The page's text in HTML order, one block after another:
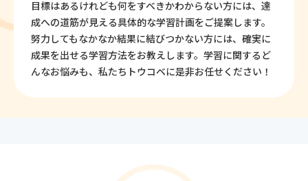
目標はあるけれども何をすべきかわからない方には、達
成への道筋が見える具体的な学習計画をご提案します。
努力してもなかなか結果に結びつかない方には、確実に
成果を出せる学習方法をお教えします。学習に関するど
んなお悩みも、私たちトウコベに是非お任せください！